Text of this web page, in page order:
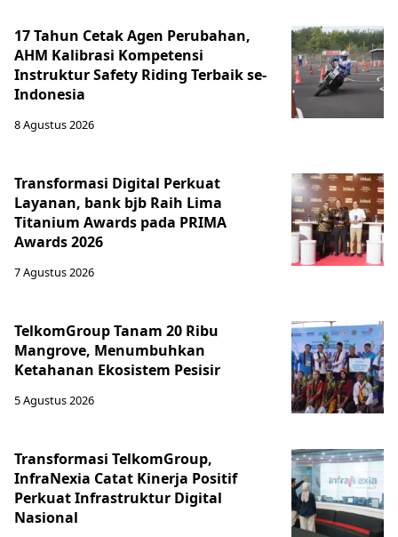
17 Tahun Cetak Agen Perubahan,
AHM Kalibrasi Kompetensi
Instruktur Safety Riding Terbaik se-
Indonesia
8 Agustus 2026
Transformasi Digital Perkuat
Layanan, bank bjb Raih Lima
Titanium Awards pada PRIMA
Awards 2026
7 Agustus 2026
TelkomGroup Tanam 20 Ribu
Mangrove, Menumbuhkan
Ketahanan Ekosistem Pesisir
5 Agustus 2026
Transformasi TelkomGroup,
InfraNexia Catat Kinerja Positif
Perkuat Infrastruktur Digital
Nasional